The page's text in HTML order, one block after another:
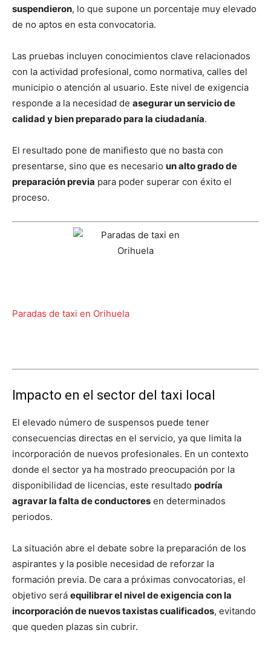
suspendieron, lo que supone un porcentaje muy elevado
de no aptos en esta convocatoria.
Las pruebas incluyen conocimientos clave relacionados
con la actividad profesional, como normativa, calles del
municipio o atención al usuario. Este nivel de exigencia
responde a la necesidad de asegurar un servicio de
calidad y bien preparado para la ciudadanía.
El resultado pone de manifiesto que no basta con
presentarse, sino que es necesario un alto grado de
preparación previa para poder superar con éxito el
proceso.
Paradas de taxi en Orihuela
Impacto en el sector del taxi local
El elevado número de suspensos puede tener
consecuencias directas en el servicio, ya que limita la
incorporación de nuevos profesionales. En un contexto
donde el sector ya ha mostrado preocupación por la
disponibilidad de licencias, este resultado podría
agravar la falta de conductores en determinados
periodos.
La situación abre el debate sobre la preparación de los
aspirantes y la posible necesidad de reforzar la
formación previa. De cara a próximas convocatorias, el
objetivo será equilibrar el nivel de exigencia con la
incorporación de nuevos taxistas cualificados, evitando
que queden plazas sin cubrir.